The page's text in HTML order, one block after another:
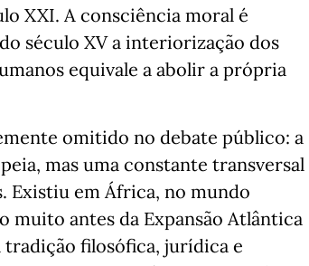
XXI. A consciência moral é
século XV a interiorização dos
equivale a abolir a própria
omitido no debate público: a
mas uma constante transversal
Existiu em África, no mundo
muito antes da Expansão Atlântica
filosófica, jurídica e